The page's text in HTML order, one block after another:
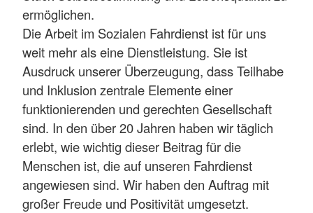
ermöglichen.
Die Arbeit im Sozialen Fahrdienst ist für uns
weit mehr als eine Dienstleistung. Sie ist
Ausdruck unserer Überzeugung, dass Teilhabe
und Inklusion zentrale Elemente einer
funktionierenden und gerechten Gesellschaft
sind. In den über 20 Jahren haben wir täglich
erlebt, wie wichtig dieser Beitrag für die
Menschen ist, die auf unseren Fahrdienst
angewiesen sind. Wir haben den Auftrag mit
großer Freude und Positivität umgesetzt.